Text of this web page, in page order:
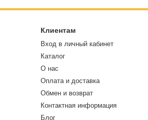
Клиентам
Вход в личный кабинет
Каталог
О нас
Оплата и доставка
Обмен и возврат
Контактная информация
Блог